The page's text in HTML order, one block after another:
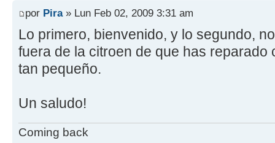
por Pira» Lun Feb 02, 2009 3:31 am
Lo primero, bienvenido, y lo segundo,
fuera de la citroen de que has reparado
tan pequeño.
Un saludo!
Coming back